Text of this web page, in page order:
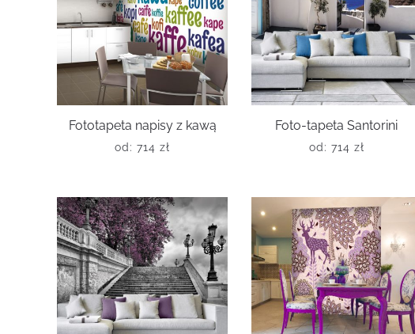
Fototapeta napisy z kawą
od: 714 zł
Foto-tapeta Santorini
od: 714 zł